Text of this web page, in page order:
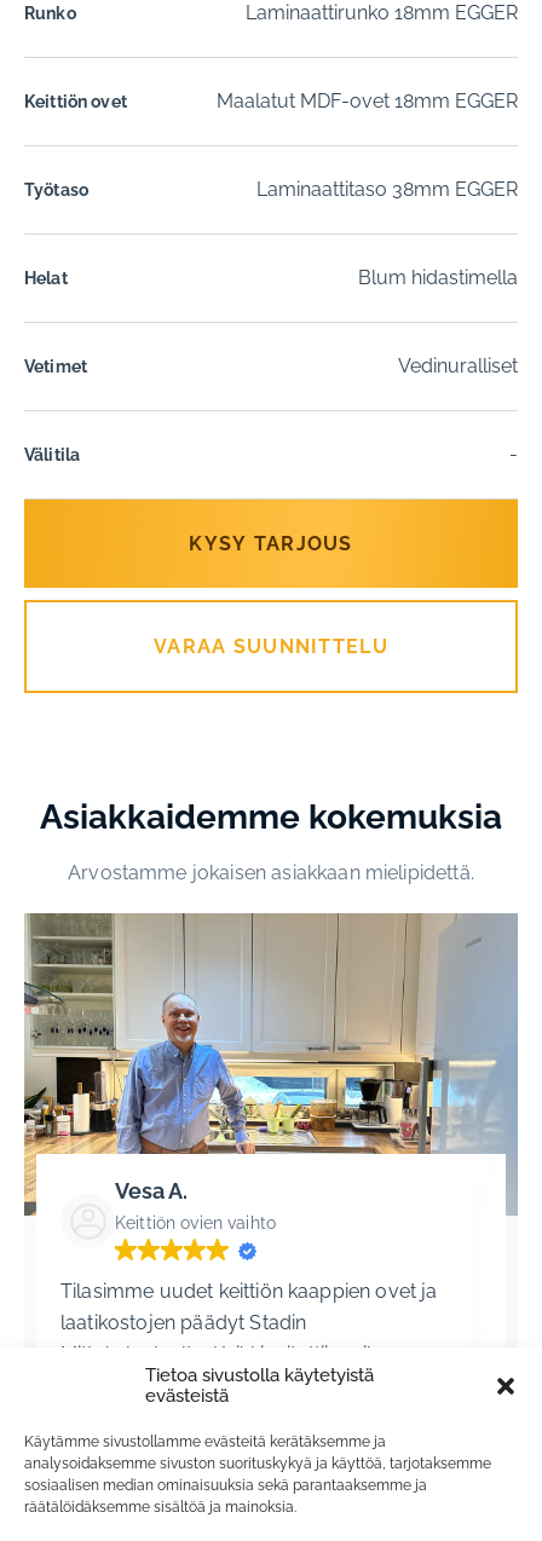
Tietoa sivustolla käytetyistä
evästeistä
Käytämme sivustollamme evästeitä kerätäksemme ja
analysoidaksemme sivuston suorituskykyä ja käyttöä, tarjotaksemme
sosiaalisen median ominaisuuksia sekä parantaaksemme ja
räätälöidäksemme sisältöä ja mainoksia.
Runko Laminaattirunko 18mm EGGER
Keittiön ovet Maalatut MDF-ovet 18mm EGGER
Työtaso Laminaattitaso 38mm EGGER
Helat Blum hidastimella
Vetimet Vedinuralliset
Välitila -
KYSY TARJOUS
VARAA SUUNNITTELU
Asiakkaidemme kokemuksia
Arvostamme jokaisen asiakkaan mielipidettä.
Vesa A.
Keittiön ovien vaihto
Tilasimme uudet keittiön kaappien ovet ja
laatikostojen päädyt Stadin
Mittakalusteelta. Kaikki mitattiin erikseen,
koska vanhat ovet eivät vastanneet nykyisiä
ja värin valinta sujui hyvin malliovien ja
värikarttojen avulla toimistolla. Toimitus ja
asennus sujui sovitun aikataulun mukaan.